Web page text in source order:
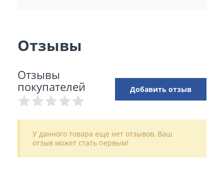
Отзывы
Отзывы
покупателей
Добавить отзыв
У данного товара еще нет отзывов, Ваш
отзыв может стать первым!